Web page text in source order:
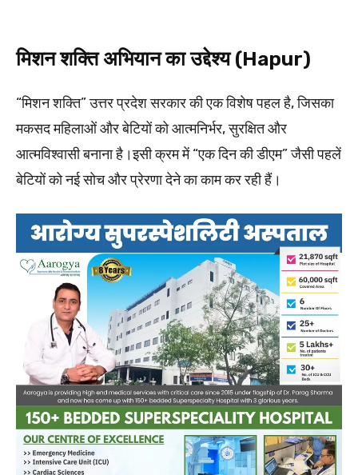
मिशन शक्ति अभियान का उद्देश्य (Hapur)
“मिशन शक्ति” उत्तर प्रदेश सरकार की एक विशेष पहल है, जिसका
मकसद महिलाओं और बेटियों को आत्मनिर्भर, सुरक्षित और
आत्मविश्वासी बनाना है।इसी क्रम में “एक दिन की डीएम” जैसी पहलें
बेटियों को नई सोच और प्रेरणा देने का काम कर रही हैं।